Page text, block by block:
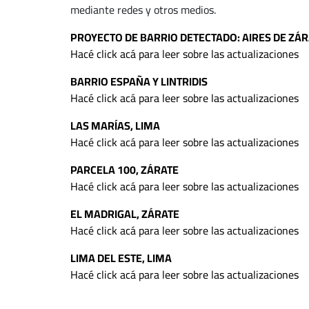
mediante redes y otros medios.
PROYECTO DE BARRIO DETECTADO: AIRES DE
Hacé click acá para leer sobre las actualizaciones
BARRIO ESPAÑA Y LINTRIDIS
Hacé click acá para leer sobre las actualizaciones
LAS MARÍAS, LIMA
Hacé click acá para leer sobre las actualizaciones
PARCELA 100, ZÁRATE
Hacé click acá para leer sobre las actualizaciones
EL MADRIGAL, ZÁRATE
Hacé click acá para leer sobre las actualizaciones
LIMA DEL ESTE, LIMA
Hacé click acá para leer sobre las actualizaciones